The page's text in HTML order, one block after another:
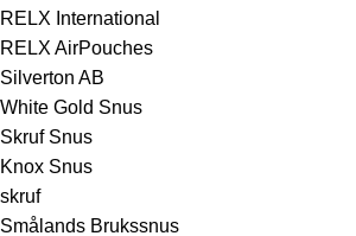
RELX International
RELX AirPouches
Silverton AB
White Gold Snus
Skruf Snus
Knox Snus
skruf
Smålands Brukssnus